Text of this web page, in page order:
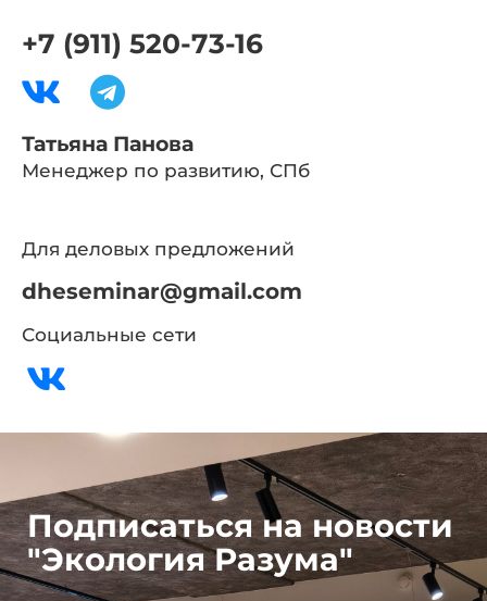
+7 (911) 520-73-16
Татьяна Панова
Менеджер по развитию, СПб
Для деловых предложений
dheseminar@gmail.com
Социальные сети
Подписаться на новости
"Экология Разума"